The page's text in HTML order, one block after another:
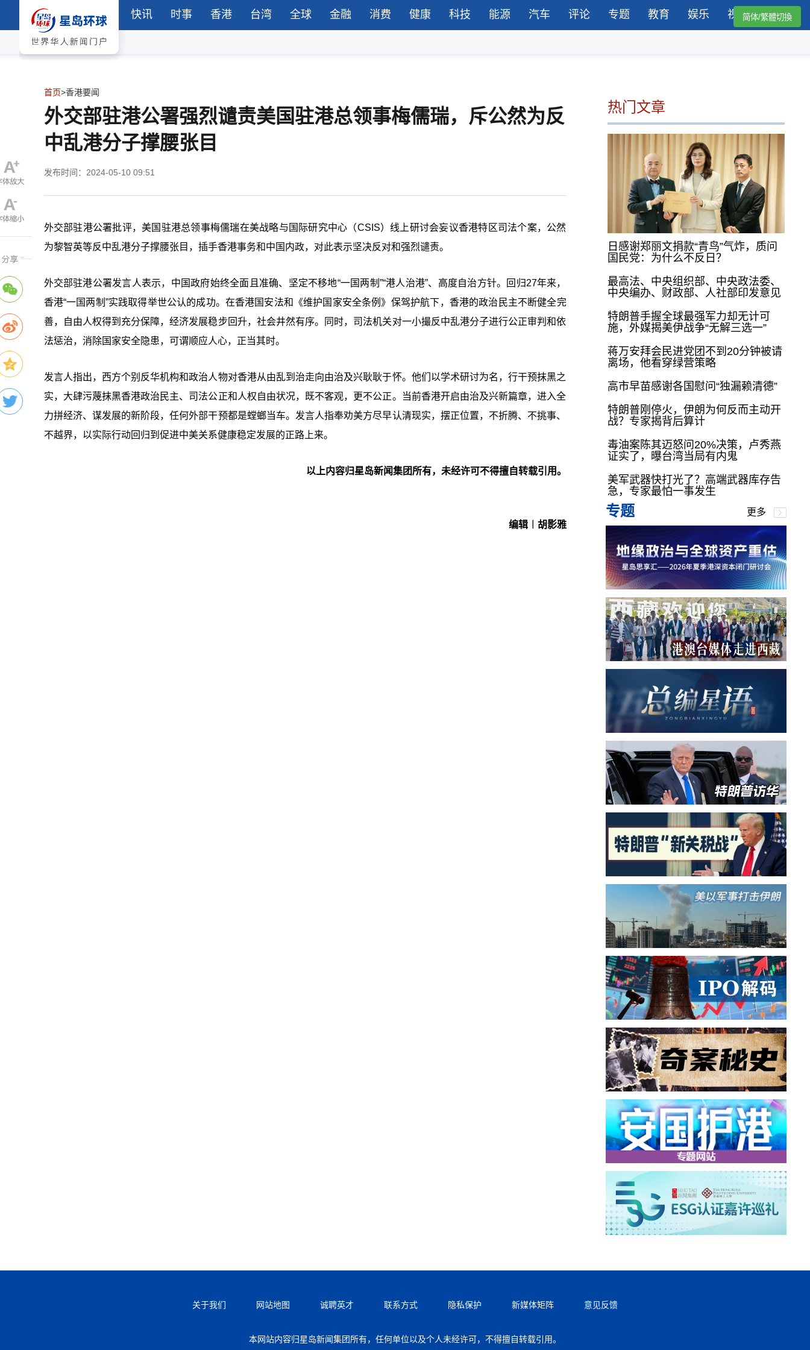
快讯 时事 香港 台湾 全球 金融 消费 健康 科技 能源 汽车 评论 专题 教育 娱乐 视频简体/繁體切換
首页>香港要闻
外交部驻港公署强烈谴责美国驻港总领事梅儒瑞，斥公然为反
中乱港分子撑腰张目
发布时间：2024-05-10 09:51
外交部驻港公署批评，美国驻港总领事梅儒瑞在美战略与国际研究中心（CSIS）线上研讨会妄议香港特区司法个案，公然
为黎智英等反中乱港分子撑腰张目，插手香港事务和中国内政，对此表示坚决反对和强烈谴责。
外交部驻港公署发言人表示，中国政府始终全面且准确、坚定不移地“一国两制”“港人治港”、高度自治方针。回归27年来，
香港“一国两制”实践取得举世公认的成功。在香港国安法和《维护国家安全条例》保驾护航下，香港的政治民主不断健全完
善，自由人权得到充分保障，经济发展稳步回升，社会井然有序。同时，司法机关对一小撮反中乱港分子进行公正审判和依
法惩治，消除国家安全隐患，可谓顺应人心，正当其时。
发言人指出，西方个别反华机构和政治人物对香港从由乱到治走向由治及兴耿耿于怀。他们以学术研讨为名，行干预抹黑之
实，大肆污蔑抹黑香港政治民主、司法公正和人权自由状况，既不客观，更不公正。当前香港开启由治及兴新篇章，进入全
力拼经济、谋发展的新阶段，任何外部干预都是螳螂当车。发言人指奉劝美方尽早认清现实，摆正位置，不折腾、不挑事、
不越界，以实际行动回归到促进中美关系健康稳定发展的正路上来。
以上内容归星岛新闻集团所有，未经许可不得擅自转载引用。
编辑︱胡影雅
热门文章
日感谢郑丽文捐款“青鸟”气炸，质问
国民党：为什么不反日？
最高法、中央组织部、中央政法委、
中央编办、财政部、人社部印发意见
特朗普手握全球最强军力却无计可
施，外媒揭美伊战争“无解三选一”
蒋万安拜会民进党团不到20分钟被请
离场，他看穿绿营策略
高市早苗感谢各国慰问“独漏赖清德”
特朗普刚停火，伊朗为何反而主动开
战？专家揭背后算计
毒油案陈其迈怒问20%决策，卢秀燕
证实了，曝台湾当局有内鬼
美军武器快打光了？高端武器库存告
急，专家最怕一事发生
专题 更多
关于我们 网站地图 诚聘英才 联系方式 隐私保护 新媒体矩阵 意见反馈
本网站内容归星岛新闻集团所有，任何单位以及个人未经许可，不得擅自转载引用。